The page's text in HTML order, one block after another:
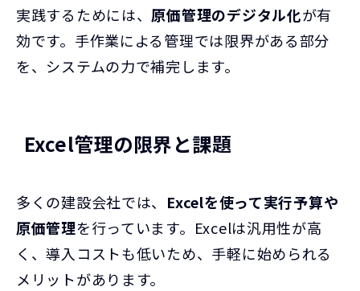
実践するためには、 原価管理のデジタル化が有
効です。手作業による管理では限界がある部分
を、システムの力で補完します。
Excel管理の限界と課題
多くの建設会社では、 Excelを使って実行予算や
原価管理を行っています。Excelは汎用性が高
く、導入コストも低いため、手軽に始められる
メリットがあります。